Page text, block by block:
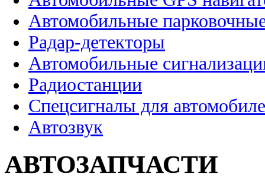
Автомобильные
Радар-детекторы
Автомобильные
Радиостанции
Спецсигналы для
Автозвук
АВТОЗАПЧАСТИ